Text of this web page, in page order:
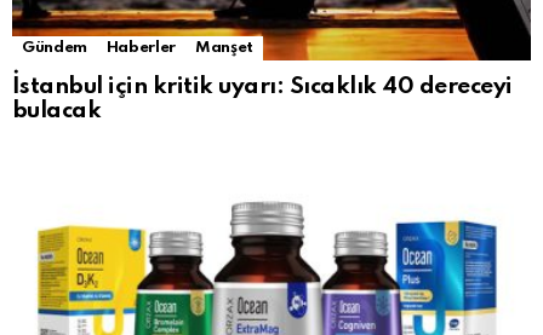
Gündem Haberler Manşet
İstanbul için kritik uyarı: Sıcaklık 40 dereceyi
bulacak